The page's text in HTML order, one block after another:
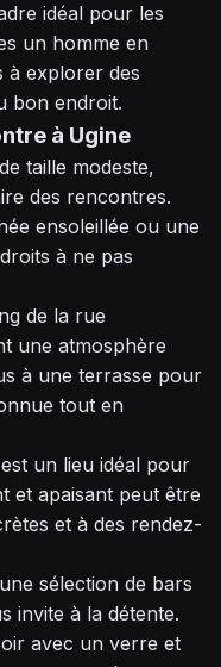
idéal pour les
un homme en
à explorer des
bon endroit.
à Ugine
taille modeste,
des rencontres.
ensoleillée ou une
à ne pas
de la rue
une atmosphère
à une terrasse pour
tout en
un lieu idéal pour
et apaisant peut être
et à des rendez-
sélection de bars
invite à la détente.
avec un verre et